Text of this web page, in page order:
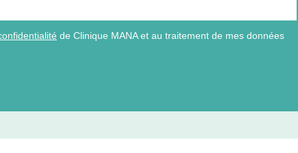
de Clinique MANA et au traitement de mes données